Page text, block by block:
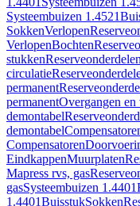
Systeembuizen 1.4521
SokkenVerlopen
VerlopenBochten
stukken
circulatie
permanent
permanentOvergangen
demontabel
demontabel
Compensatoren
EindkappenMuurplaten
Mapress rvs, gas
gasSysteembuizen 1.4401
1.4401BuisstukSokken